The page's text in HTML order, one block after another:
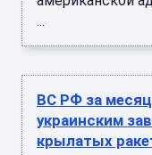
...
ВС РФ за
украинским
крылатых